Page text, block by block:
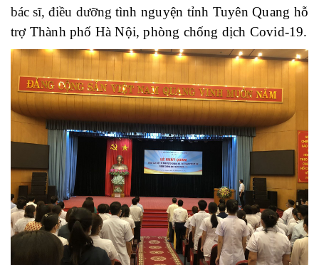
bác sĩ, điều dưỡng tình nguyện tỉnh Tuyên Quang hỗ
trợ Thành phố Hà Nội, phòng chống dịch Covid-19.